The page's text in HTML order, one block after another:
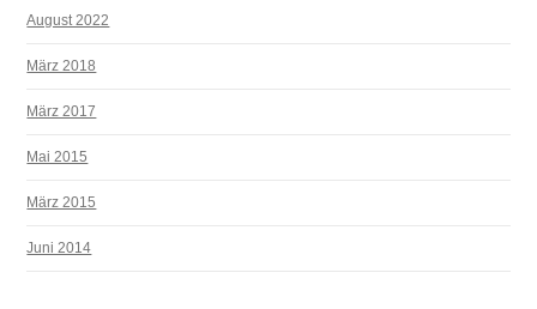
August 2022
März 2018
März 2017
Mai 2015
März 2015
Juni 2014